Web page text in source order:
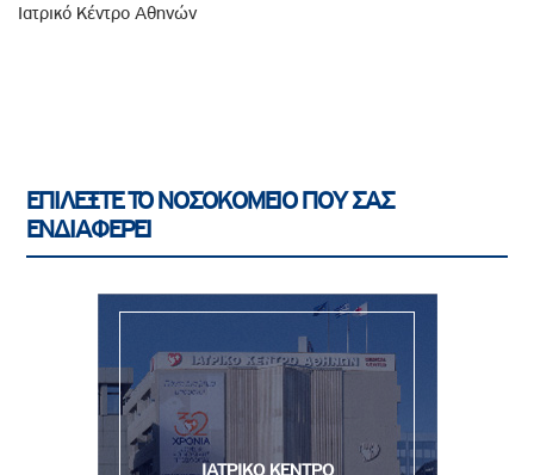
Ιατρικό Κέντρο Αθηνών
ΕΠΙΛΕΞΤΕ ΤΟ ΝΟΣΟΚΟΜΕΙΟ ΠΟΥ ΣΑΣ
ΕΝΔΙΑΦΕΡΕΙ
ΙΑΤΡΙΚΟ ΚΕΝΤΡΟ